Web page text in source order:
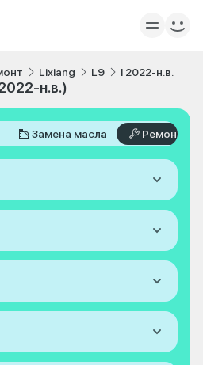
Lixiang L9 I 2022-н.в.
н.в.)
Замена масла Ремонт